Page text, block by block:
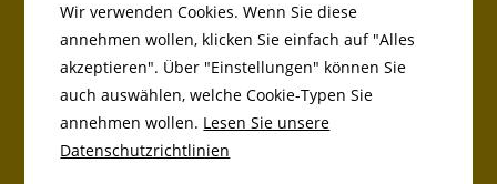
Wir verwenden Cookies. Wenn Sie diese
annehmen wollen, klicken Sie einfach auf "Alles
akzeptieren". Über "Einstellungen" können Sie
auch auswählen, welche Cookie-Typen Sie
annehmen wollen. Lesen Sie unsere
Datenschutzrichtlinien